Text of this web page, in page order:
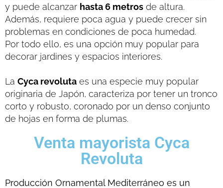
y puede alcanzar hasta 6 metros de altura.
Además, requiere poca agua y puede crecer sin
problemas en condiciones de poca humedad.
Por todo ello, es una opción muy popular para
decorar jardines y espacios interiores.
La Cyca revoluta es una especie muy popular
originaria de Japón, caracteriza por tener un tronco
corto y robusto, coronado por un denso conjunto
de hojas en forma de plumas.
Venta mayorista Cyca
Revoluta
Producción Ornamental Mediterráneo es un